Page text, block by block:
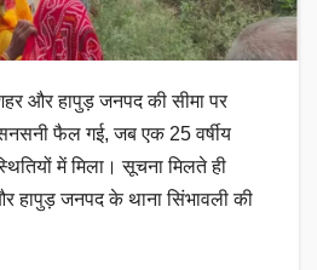
और हापुड़ जनपद की सीमा पर
फैल गई, जब एक 25 वर्षीय
में मिला। सूचना मिलते ही
हापुड़ जनपद के थाना सिंभावली की